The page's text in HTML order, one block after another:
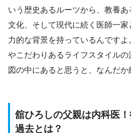
いう歴史あるルーツから、教養
文化、そして現代に続く医師一
力的な背景を持っているんです
やこだわりあるライフスタイル
図の中にあると思うと、なんだか
舘ひろしの父親は内科医
過去とは？